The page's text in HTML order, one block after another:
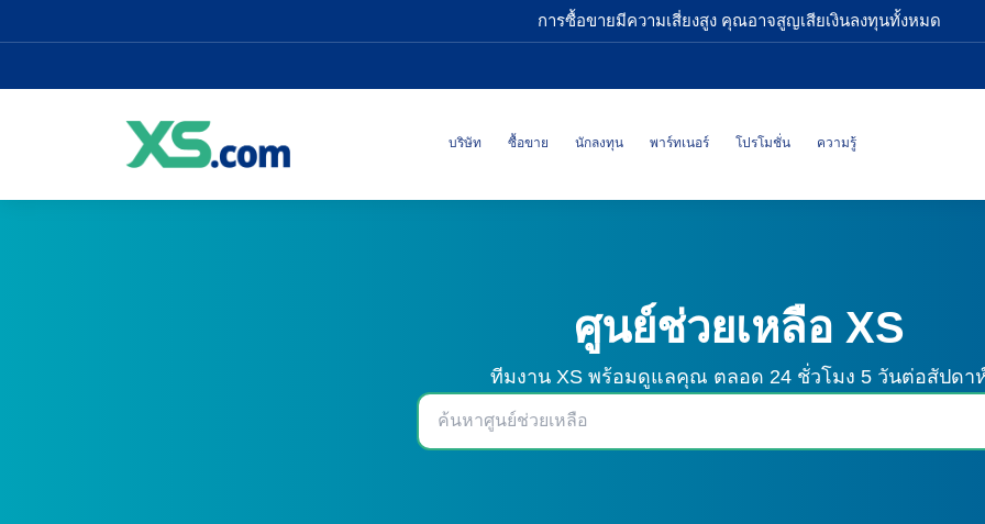
การซื้อขายมีความเสี่ยงสูง คุณอาจสูญเสียเงินลงทุนทั้งหมด
บริษัท ซื้อขาย นักลงทุน พาร์ทเนอร์ โปรโมชั่น ความรู้
ศูนย์ช่วยเหลือ XS
ทีมงาน XS พร้อมดูแลคุณ ตลอด 24 ชั่วโมง 5 วันต่อสัปดา